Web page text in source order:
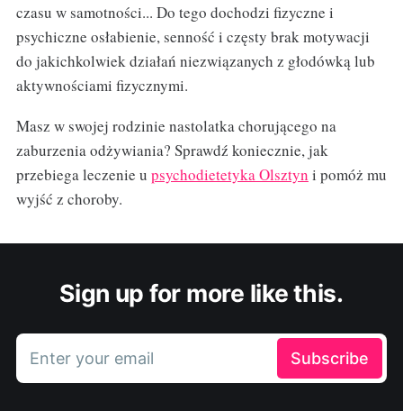
czasu w samotności... Do tego dochodzi fizyczne i
psychiczne osłabienie, senność i częsty brak motywacji
do jakichkolwiek działań niezwiązanych z głodówką lub
aktywnościami fizycznymi.
Masz w swojej rodzinie nastolatka chorującego na
zaburzenia odżywiania? Sprawdź koniecznie, jak
przebiega leczenie u psychodietetyka Olsztyn i pomóż mu
wyjść z choroby.
Sign up for more like this.
Enter your email Subscribe